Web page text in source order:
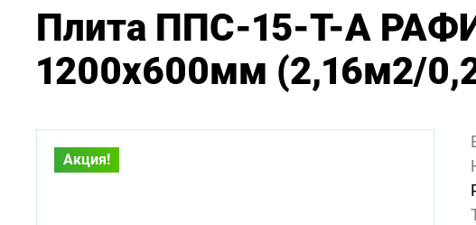
Плита ППС-15-Т-А
1200х600мм (2,16м2/
Акция!